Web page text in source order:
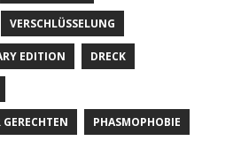
VERSCHLÜSSELUNG
EDITION DRECK
PHASMOPHOBIE